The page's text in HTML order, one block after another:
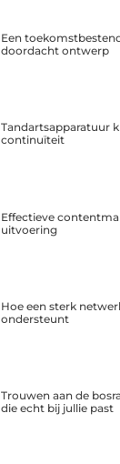
Een
doordacht ontwerp
Tandartsapparatuur
continuïteit
Effectieve
uitvoering
Hoe een sterk
ondersteunt
Trouwen aan de
die echt bij jullie past